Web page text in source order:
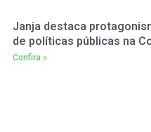
Janja destaca
de políticas públicas na
Confira »